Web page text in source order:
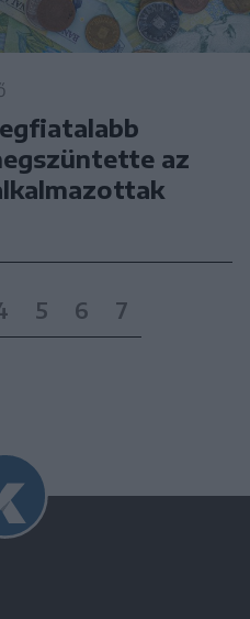
az
5 6 7